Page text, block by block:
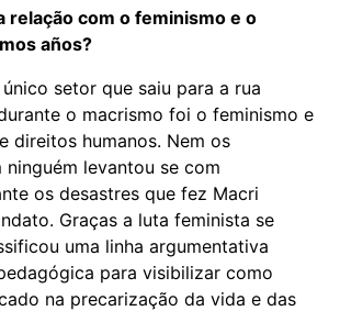
relação com o feminismo e o
años?
setor que saiu para a rua
o macrismo foi o feminismo e
direitos humanos. Nem os
ninguém levantou se com
os desastres que fez Macri
Graças a luta feminista se
uma linha argumentativa
para visibilizar como
na precarização da vida e das